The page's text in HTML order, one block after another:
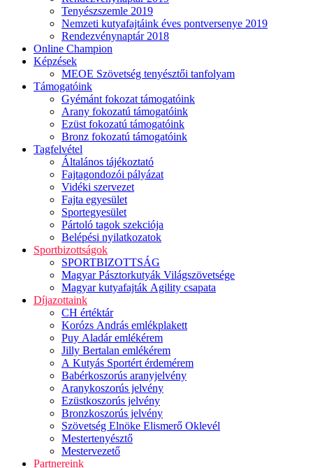
Tenyészszemle 2019
Nemzeti kutyafajtáink éves pontversenye 2019
Rendezvénynaptár 2018
Online Champion
Képzések
MEOE Szövetség tenyésztői tanfolyam
Támogatóink
Gyémánt fokozat támogatóink
Arany fokozatú támogatóink
Ezüst fokozatú támogatóink
Bronz fokozatú támogatóink
Tagfelvétel
Általános tájékoztató
Fajtagondozói pályázat
Vidéki szervezet
Fajta egyesület
Sportegyesület
Pártoló tagok szekciója
Belépési nyilatkozatok
Sportbizottságok
SPORTBIZOTTSÁG
Magyar Pásztorkutyák Világszövetsége
Magyar kutyafajták Agility csapata
Díjazottaink
CH értéktár
Korózs András emlékplakett
Puy Aladár emlékérem
Jilly Bertalan emlékérem
A Kutyás Sportért érdemérem
Babérkoszorús aranyjelvény
Aranykoszorús jelvény
Ezüstkoszorús jelvény
Bronzkoszorús jelvény
Szövetség Elnöke Elismerő Oklevél
Mestertenyésztő
Mestervezető
Partnereink